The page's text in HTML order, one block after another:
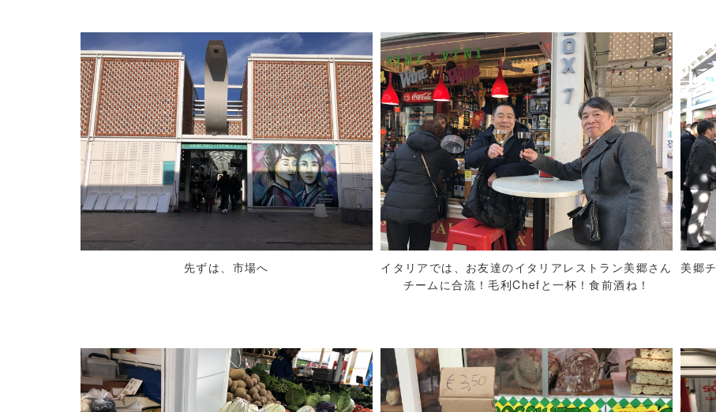
先ずは、市場へ
イタリアでは、お友達のイタリアレストラン美郷さん
チームに合流！毛利Chefと一杯！食前酒ね！
美郷